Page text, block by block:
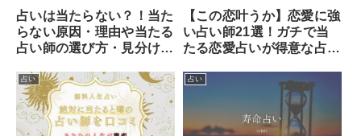
占いは当たらない？！当た
らない原因・理由や当たる
占い師の選び方・見分け方
【この恋叶うか】恋愛に強
い占い師21選！ガチで当
たる恋愛占いが得意な占い
占い 占い